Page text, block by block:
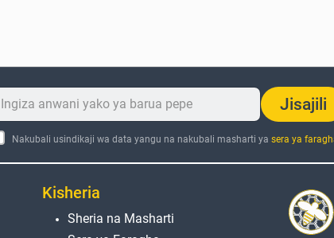
Jisajili
Nakubali usindikaji wa data yangu na nakubali masharti ya sera ya
Kisheria
Sheria na Masharti